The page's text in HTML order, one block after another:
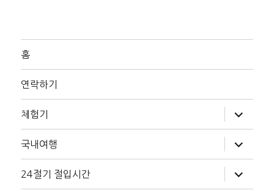
홈
연락하기
체험기
위
메
확
장
국내여행
위
메
확
장
24절기 절입시간
위
메